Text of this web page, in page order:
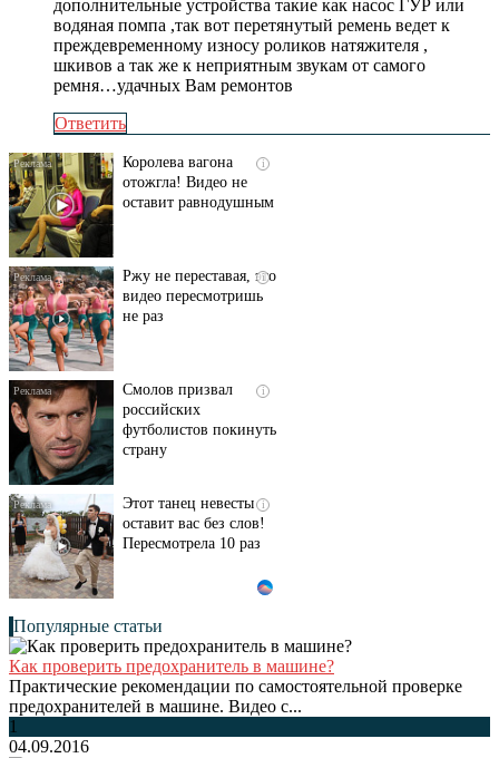
дополнительные устройства такие как насос ГУР или
водяная помпа ,так вот перетянутый ремень ведет к
преждевременному износу роликов натяжителя ,
шкивов а так же к неприятным звукам от самого
ремня…удачных Вам ремонтов
Ответить
i
Королева вагона
отожгла! Видео не
оставит равнодушным
i
Ржу не переставая, это
видео пересмотришь
не раз
i
Смолов призвал
российских
футболистов покинуть
страну
i
Этот танец невесты
оставит вас без слов!
Пересмотрела 10 раз
Популярные статьи
Как проверить предохранитель в машине?
Практические рекомендации по самостоятельной проверке
предохранителей в машине. Видео с...
1
04.09.2016